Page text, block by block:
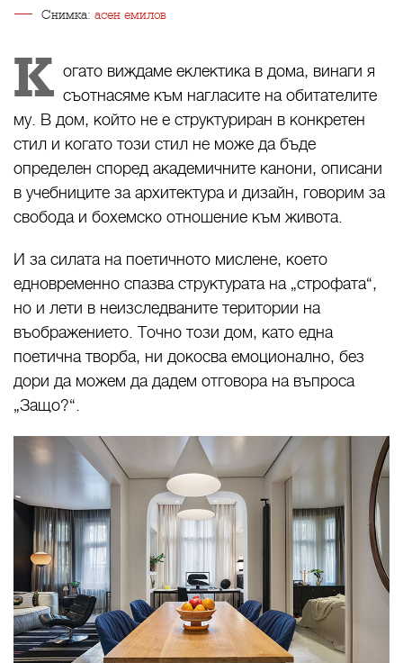
Снимка: асен емилов
К огато виждаме еклектика в дома, винаги я
съотнасяме към нагласите на обитателите
му. В дом, който не е структуриран в конкретен
стил и когато този стил не може да бъде
определен според академичните канони, описани
в учебниците за архитектура и дизайн, говорим за
свобода и бохемско отношение към живота.
И за силата на поетичното мислене, което
едновременно спазва структурата на „строфата“,
но и лети в неизследваните територии на
въображението. Точно този дом, като една
поетична творба, ни докосва емоционално, без
дори да можем да дадем отговора на въпроса
„Защо?“.